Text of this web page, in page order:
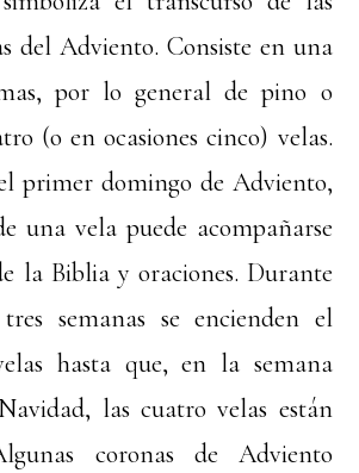
del Adviento. Consiste en una
por lo general de pino o
(o en ocasiones cinco) velas.
primer domingo de Adviento,
una vela puede acompañarse
la Biblia y oraciones. Durante
semanas se encienden el
hasta que, en la semana
las cuatro velas están
coronas de Adviento